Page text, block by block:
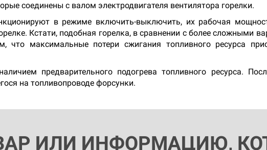
соединены с валом электродвигателя вентилятора горелки.
в режиме включить-выключить, их рабочая
Кстати, подобная горелка, в сравнении с более сложными
максимальные потери сжигания топливного ресурса
предварительного подогрева топливного ресурса.
на топливопроводе форсунки.
ИЛИ ИНФОРМАЦИЮ,